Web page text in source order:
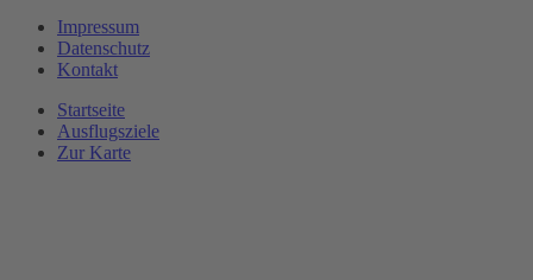
Impressum
Datenschutz
Kontakt
Startseite
Ausflugsziele
Zur Karte